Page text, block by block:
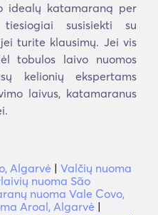
idealų katamaraną per
susisiekti su
turite klausimų. Jei vis
tobulos laivo nuomos
kelionių ekspertams
laivus, katamaranus
Algarvė | Valčių nuoma
nuoma São
nuoma Vale Covo,
Aroal, Algarvė |